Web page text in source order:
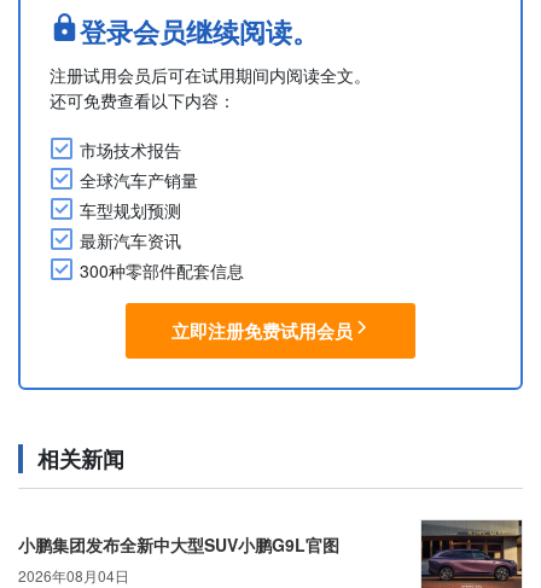
现L4级自动驾驶的能力。
2026年1月，小鹏集团取得广州智能网联汽车道路测试许
可，正式进入常态化L4公开道路测....
登录会员继续阅读。
注册试用会员后可在试用期间内阅读全文。
还可免费查看以下内容：
市场技术报告
全球汽车产销量
车型规划预测
最新汽车资讯
300种零部件配套信息
立即注册免费试用会员
相关新闻
小鹏集团发布全新中大型SUV小鹏G9L官图
2026年08月04日